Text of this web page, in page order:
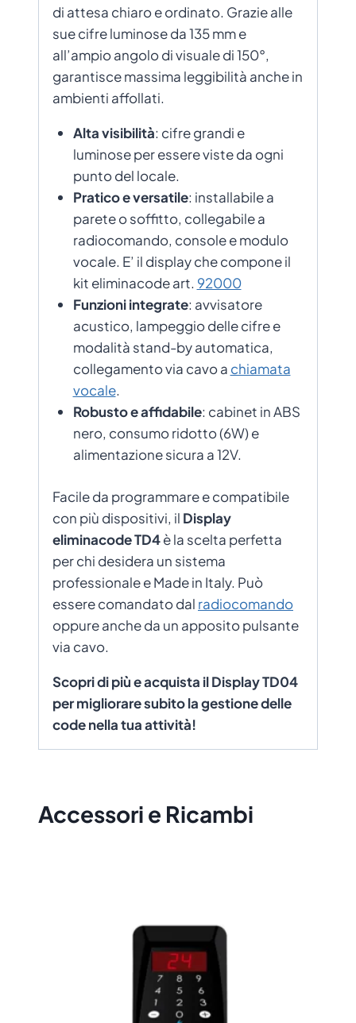
di attesa chiaro e ordinato. Grazie alle
sue cifre luminose da 135 mm e
all’ampio angolo di visuale di 150°,
garantisce massima leggibilità anche in
ambienti affollati.
Alta visibilità: cifre grandi e
luminose per essere viste da ogni
punto del locale.
Pratico e versatile: installabile a
parete o soffitto, collegabile a
radiocomando, console e modulo
vocale. E’ il display che compone il
kit eliminacode art. 92000
Funzioni integrate: avvisatore
acustico, lampeggio delle cifre e
modalità stand-by automatica,
collegamento via cavo a chiamata
vocale.
Robusto e affidabile: cabinet in ABS
nero, consumo ridotto (6W) e
alimentazione sicura a 12V.
Facile da programmare e compatibile
con più dispositivi, il Display
eliminacode TD4è la scelta perfetta
per chi desidera un sistema
professionale e Made in Italy. Può
essere comandato dal radiocomando
oppure anche da un apposito pulsante
via cavo.
Scopri di più e acquista il Display TD04
per migliorare subito la gestione delle
code nella tua attività!
Accessori e Ricambi